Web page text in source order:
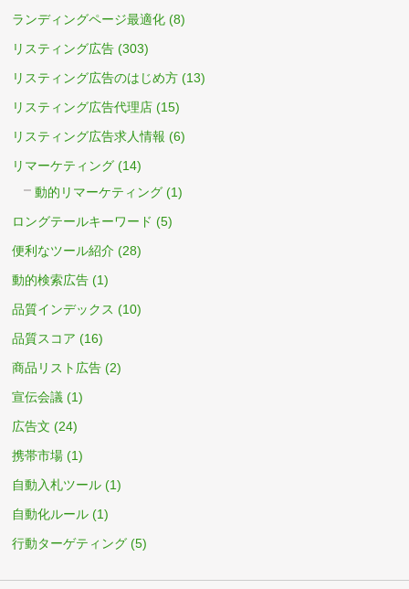
ランディングページ最適化 (8)
リスティング広告 (303)
リスティング広告のはじめ方 (13)
リスティング広告代理店 (15)
リスティング広告求人情報 (6)
リマーケティング (14)
動的リマーケティング (1)
ロングテールキーワード (5)
便利なツール紹介 (28)
動的検索広告 (1)
品質インデックス (10)
品質スコア (16)
商品リスト広告 (2)
宣伝会議 (1)
広告文 (24)
携帯市場 (1)
自動入札ツール (1)
自動化ルール (1)
行動ターゲティング (5)